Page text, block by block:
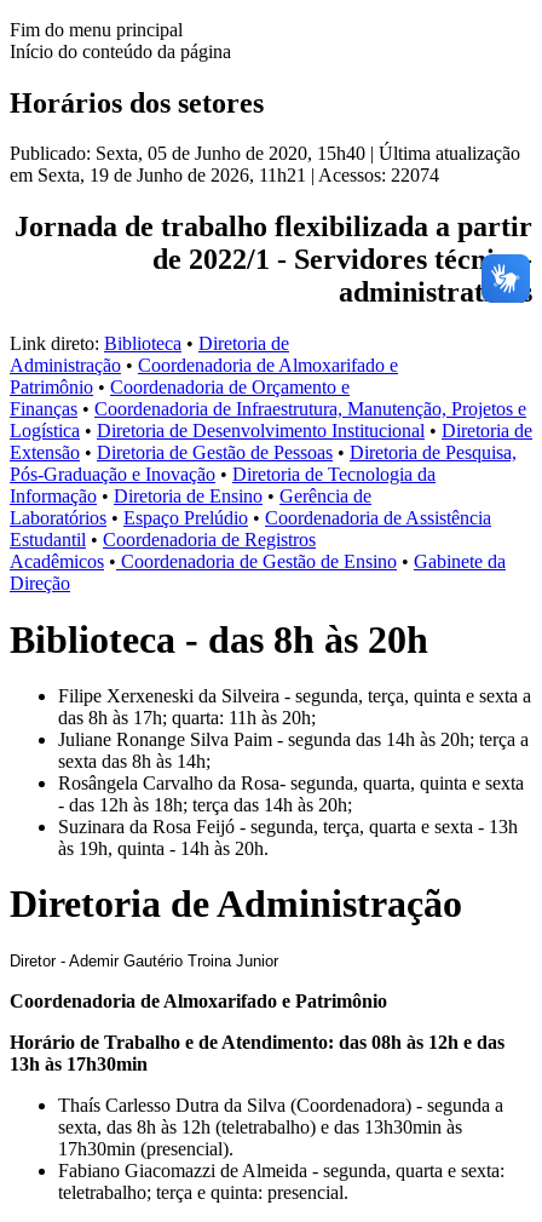
Fim do menu principal
Início do conteúdo da página
Horários dos setores
Publicado: Sexta, 05 de Junho de 2020, 15h40 | Última atualização
em Sexta, 19 de Junho de 2026, 11h21 | Acessos: 22074
Jornada de trabalho flexibilizada a partir
de 2022/1 - Servidores técnico-
administrativos
Link direto: Biblioteca • Diretoria de
Administração • Coordenadoria de Almoxarifado e
Patrimônio • Coordenadoria de Orçamento e
Finanças • Coordenadoria de Infraestrutura, Manutenção, Projetos e
Logística • Diretoria de Desenvolvimento Institucional • Diretoria de
Extensão • Diretoria de Gestão de Pessoas • Diretoria de Pesquisa,
Pós-Graduação e Inovação • Diretoria de Tecnologia da
Informação • Diretoria de Ensino • Gerência de
Laboratórios • Espaço Prelúdio • Coordenadoria de Assistência
Estudantil • Coordenadoria de Registros
Acadêmicos • Coordenadoria de Gestão de Ensino • Gabinete da
Direção
Biblioteca - das 8h às 20h
Filipe Xerxeneski da Silveira - segunda, terça, quinta e sexta a
das 8h às 17h; quarta: 11h às 20h;
Juliane Ronange Silva Paim - segunda das 14h às 20h; terça a
sexta das 8h às 14h;
Rosângela Carvalho da Rosa- segunda, quarta, quinta e sexta
- das 12h às 18h; terça das 14h às 20h;
Suzinara da Rosa Feijó - segunda, terça, quarta e sexta - 13h
às 19h, quinta - 14h às 20h.
Diretoria de Administração
Diretor - Ademir Gautério Troina Junior
Coordenadoria de Almoxarifado e Patrimônio
Horário de Trabalho e de Atendimento: das 08h às 12h e das
13h às 17h30min
Thaís Carlesso Dutra da Silva (Coordenadora) - segunda a
sexta, das 8h às 12h (teletrabalho) e das 13h30min às
17h30min (presencial).
Fabiano Giacomazzi de Almeida - segunda, quarta e sexta:
teletrabalho; terça e quinta: presencial.